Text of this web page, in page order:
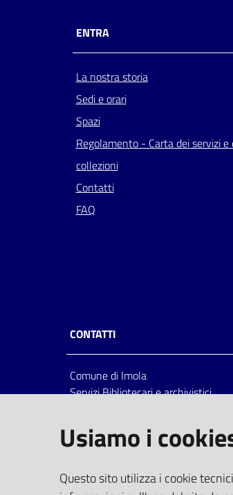
ENTRA
La nostra storia
Sedi e orari
Spazi
Regolamento - Carta dei servizi e
collezioni
Contatti
FAQ
CONTATTI
Comune di Imola
Servizi Bibliotecari e archivistici
Italia
centralino: tel 0542.6026.36 fax
bim@comune.imola.bo.it
PEC
Usiamo i
Questo sito utilizza i cookie